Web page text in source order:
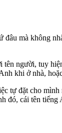
mà không
người, tuy
khi ở nhà,
đặt cho
cái tên